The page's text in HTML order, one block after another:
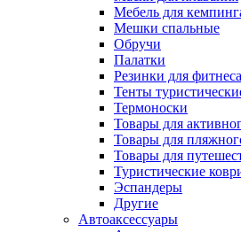
Мебель для
Мешки спальные
Обручи
Палатки
Резинки для фитнеса
Тенты
Термоноски
Товары для
Товары для
Товары для
Туристические
Эспандеры
Другие
Автоаксессуары